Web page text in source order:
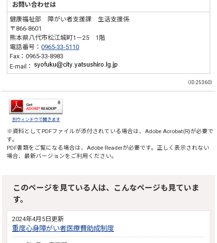
お問い合わせは
健康福祉部 障がい者支援課 生活支援係
〒866-8601
熊本県八代市松江城町1－25 1階
電話番号：0965-33-5110
Fax：0965-33-8983
E-mail：
（ID:25360）
別ウィンドウで開きます
※資料としてPDFファイルが添付されている場合は、Adobe Acrobat(R)が必要で
す。
PDF書類をご覧になる場合は、Adobe Readerが必要です。正しく表示されない
場合、最新バージョンをご利用ください。
このページを見ている人は、こんなページも見ていま
す。
2024年4月5日更新
重度心身障がい者医療費助成制度